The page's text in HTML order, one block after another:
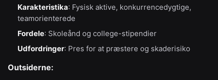
Karakteristika: Fysisk aktive, konkurrencedygtige,
teamorienterede
Fordele: Skoleånd og college-stipendier
Udfordringer: Pres for at præstere og skaderisiko
Outsiderne: